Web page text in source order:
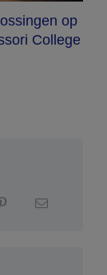
op
College